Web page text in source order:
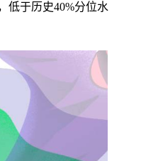
低于历史40%分位水